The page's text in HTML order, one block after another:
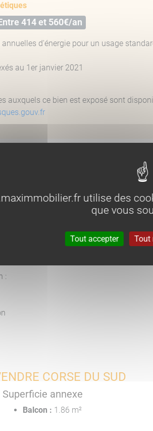
414 et 560€/an
d'énergie pour un usage
au 1er janvier 2021
auxquels ce bien est exposé sont
A VENDRE AJACCIO
attitrée
:
CORSE DU SUD
Superficie annexe
Balcon : 1.86 m²
utilise des
que vous
Tout accepter Tout